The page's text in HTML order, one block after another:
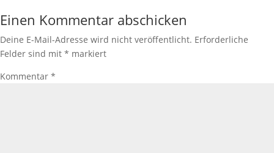
Einen Kommentar abschicken
Deine E-Mail-Adresse wird nicht veröffentlicht. Erforderliche
Felder sind mit * markiert
Kommentar *